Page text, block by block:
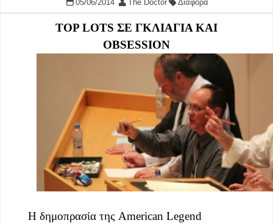
05/06/2014
The Doctor Διάφορα
TOP LOTS ΣΕ ΓΚΛΙΑΓΙΑ ΚΑΙ
OBSESSION
Η δημοπρασία της American Legend